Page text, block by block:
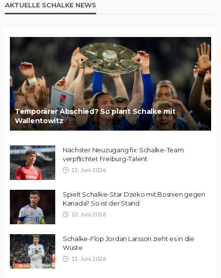
AKTUELLE SCHALKE NEWS
Temporärer Abschied? So plant Schalke mit
Wallentowitz
Nächster Neuzugang fix: Schalke-Team
verpflichtet Freiburg-Talent
12. Juni 2026
Spielt Schalke-Star Dzeko mit Bosnien gegen
Kanada? So ist der Stand
12. Juni 2026
Schalke-Flop Jordan Larsson zieht es in die
Wüste
12. Juni 2026